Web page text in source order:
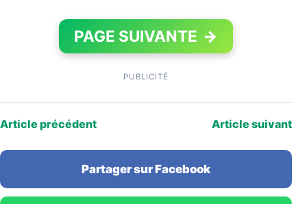
PAGE SUIVANTE →
PUBLICITÉ
Article précédent Article suivant
Partager sur Facebook